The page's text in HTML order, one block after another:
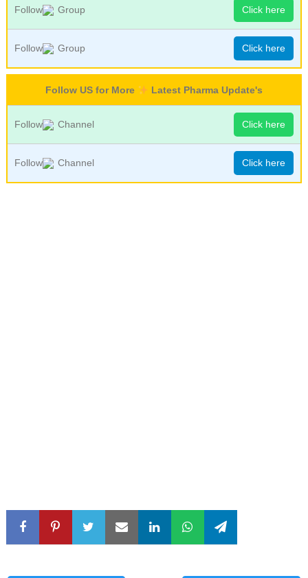
Follow Group Click here
Follow Group Click here
Follow US for More Latest Pharma Update's
Follow Channel Click here
Follow Channel Click here